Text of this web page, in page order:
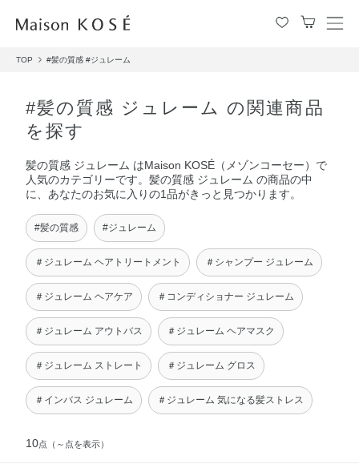
メ
TOP #髪の質感 #ジュレーム
#髪の質感 ジュレーム の関連商品
を探す
髪の質感 ジュレーム はMaison KOSÉ（メゾンコーセー）で
人気のカテゴリーです。髪の質感 ジュレーム の商品の中
に、あなたのお気に入りの1品がきっと見つかります。
#髪の質感 #ジュレーム
＃ジュレーム ヘアトリートメント ＃シャンプー ジュレーム
＃ジュレーム ヘアケア ＃コンディショナー ジュレーム
＃ジュレーム アウトバス ＃ジュレーム ヘアマスク
＃ジュレーム ストレート ＃ジュレーム グロス
＃インバス ジュレーム ＃ジュレーム 気になる髪ストレス
10点 （～点を表示）